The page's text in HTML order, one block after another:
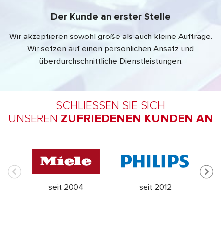
Der Kunde an erster Stelle
Wir akzeptieren sowohl große als auch kleine Aufträge.
Wir setzen auf einen persönlichen Ansatz und
überdurchschnittliche Dienstleistungen.
SCHLIESSEN SIE SICH
UNSEREN ZUFRIEDENEN KUNDEN AN
seit 2004 seit 2012